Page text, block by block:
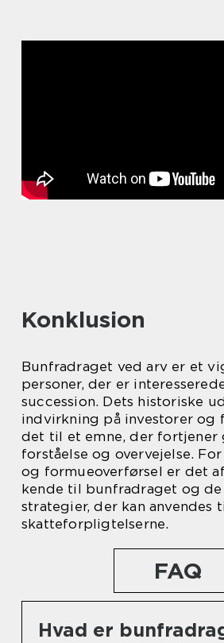
Konklusion
Bunfradraget ved arv er et
personer, der er
succession. Dets historiske
indvirkning på investorer og
det til et emne, der fortjener
forståelse og overvejelse.
og formueoverførsel er det
kende til bunfradraget og
strategier, der kan anvendes
skatteforpligtelserne.
FAQ
Hvad er